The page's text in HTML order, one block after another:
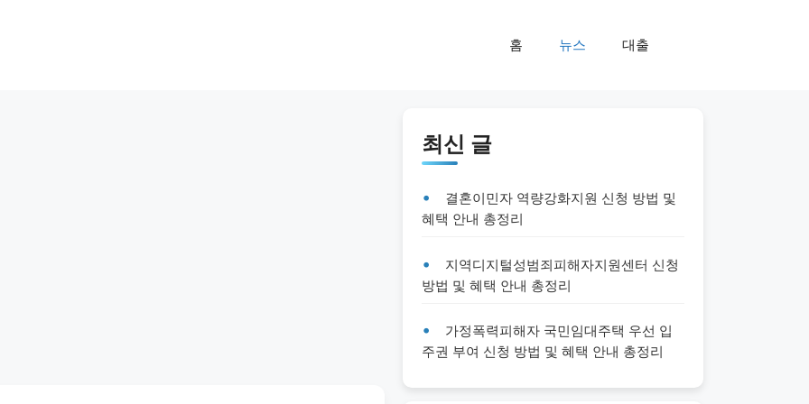
홈 뉴스 대출
최신 글
결혼이민자 역량강화지원 신청 방법 및
혜택 안내 총정리
지역디지털성범죄피해자지원센터 신청
방법 및 혜택 안내 총정리
가정폭력피해자 국민임대주택 우선 입
주권 부여 신청 방법 및 혜택 안내 총정리